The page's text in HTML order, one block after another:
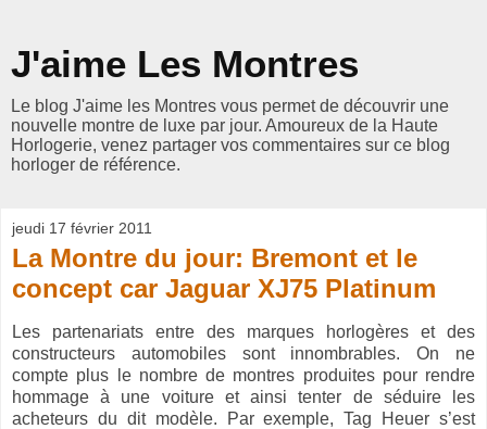
J'aime Les Montres
Le blog J'aime les Montres vous permet de découvrir une
nouvelle montre de luxe par jour. Amoureux de la Haute
Horlogerie, venez partager vos commentaires sur ce blog
horloger de référence.
jeudi 17 février 2011
La Montre du jour: Bremont et le
concept car Jaguar XJ75 Platinum
Les partenariats entre des marques horlogères et des
constructeurs automobiles sont innombrables. On ne
compte plus le nombre de montres produites pour rendre
hommage à une voiture et ainsi tenter de séduire les
acheteurs du dit modèle. Par exemple, Tag Heuer s’est